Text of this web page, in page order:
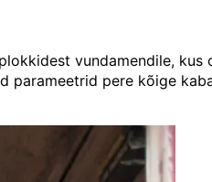
vundamendile,
pere kõige